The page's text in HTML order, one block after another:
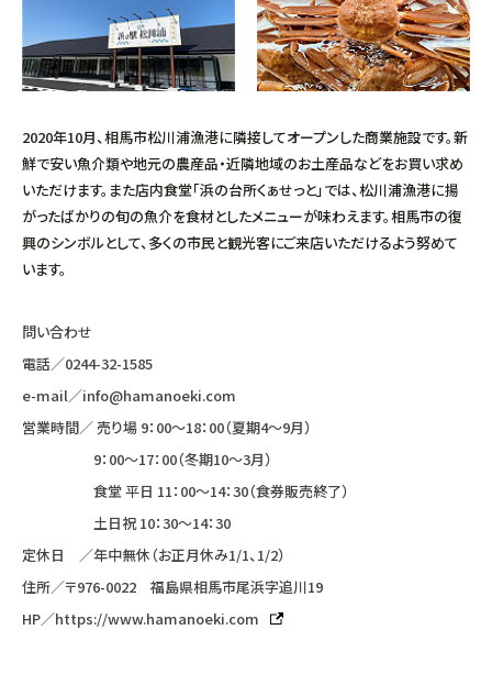
2020年10月、相馬市松川浦漁港に隣接してオープンした商業施設です。新
鮮で安い魚介類や地元の農産品・近隣地域のお土産品などをお買い求め
いただけます。また店内食堂「浜の台所くぁせっと」では、松川浦漁港に揚
がったばかりの旬の魚介を食材としたメニューが味わえます。相馬市の復
興のシンボルとして、多くの市民と観光客にご来店いただけるよう努めて
います。
問い合わせ
電話／0244-32-1585
e-mail／info@hamanoeki.com
営業時間／ 売り場 9：00～18：00（夏期4〜9月）
9：00～17：00（冬期10〜3月）
食堂 平日 11：00～14：30（食券販売終了）
土日祝 10：30～14：30
定休日 ／年中無休（お正月休み1/1、1/2）
住所／〒976-0022 福島県相馬市尾浜字追川19
HP／https://www.hamanoeki.com